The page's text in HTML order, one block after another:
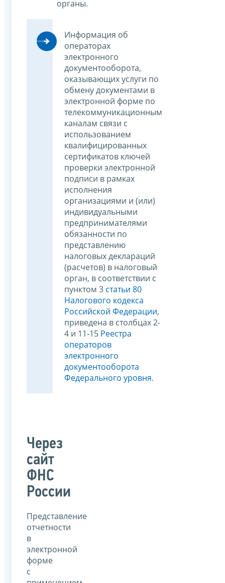
органы.
Информация об
операторах
электронного
документооборота,
оказывающих услуги по
обмену документами в
электронной форме по
телекоммуникационным
каналам связи с
использованием
квалифицированных
сертификатов ключей
проверки электронной
подписи в рамках
исполнения
организациями и (или)
индивидуальными
предпринимателями
обязанности по
представлению
налоговых деклараций
(расчетов) в налоговый
орган, в соответствии с
пунктом 3 статьи 80
Налогового кодекса
Российской Федерации,
приведена в столбцах 2-
4 и 11-15 Реестра
операторов
электронного
документооборота
Федерального уровня.
Через
сайт
ФНС
России
Представление
отчетности
в
электронной
форме
с